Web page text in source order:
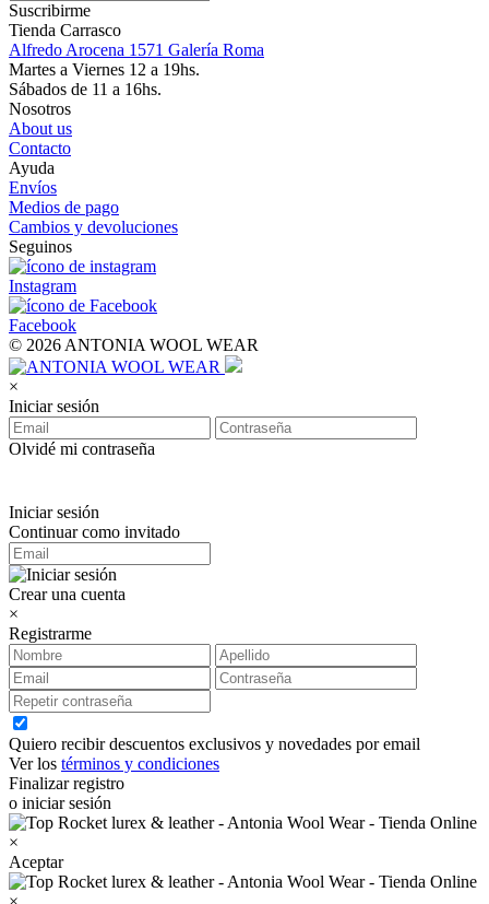
Suscribirme
Tienda Carrasco
Alfredo Arocena 1571 Galería Roma
Martes a Viernes 12 a 19hs.
Sábados de 11 a 16hs.
Nosotros
About us
Contacto
Ayuda
Envíos
Medios de pago
Cambios y devoluciones
Seguinos
Instagram
Facebook
© 2026 ANTONIA WOOL WEAR
×
Iniciar sesión
Olvidé mi contraseña
Iniciar sesión
Continuar como invitado
Crear una cuenta
×
Registrarme
Quiero recibir descuentos exclusivos y novedades por email
Ver los términos y condiciones
Finalizar registro
o iniciar sesión
×
Aceptar